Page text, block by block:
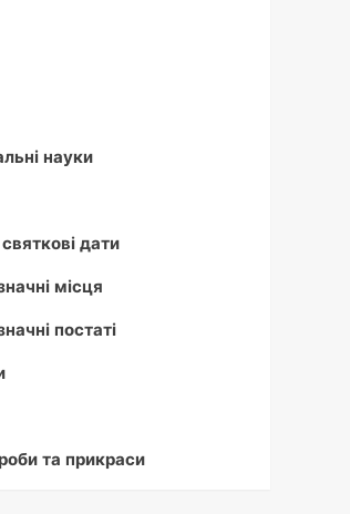
науки
дати
місця
постаті
та прикраси